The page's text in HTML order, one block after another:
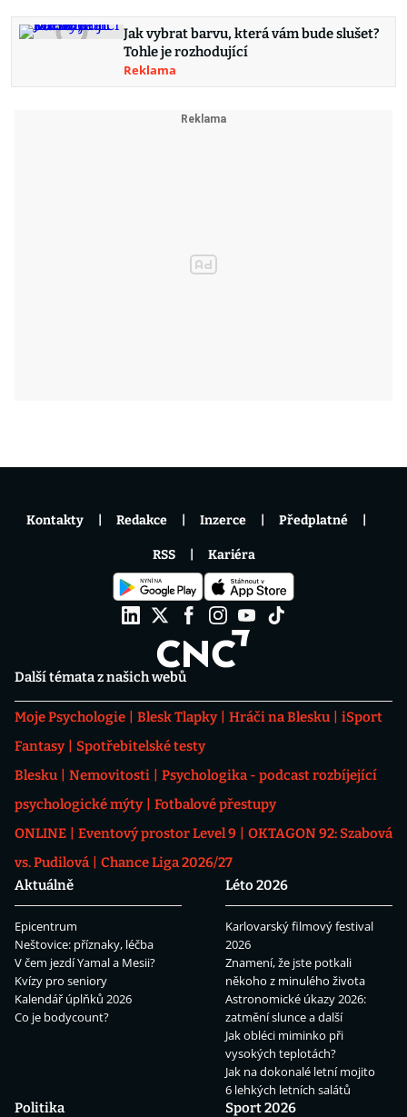
Jak vybrat barvu, která vám bude slušet?
Tohle je rozhodující
Reklama
Další témata z našich webů
Moje Psychologie Blesk Tlapky Hráči na Blesku
iSport
Fantasy
Spotřebitelské testy
Blesku
Nemovitosti
Psychologika - podcast rozbíjející
psychologické mýty
Fotbalové přestupy
ONLINE
Eventový prostor Level 9
OKTAGON 92: Szabová
vs. Pudilová
Chance Liga 2026/27
Aktuálně
Epicentrum
Neštovice: příznaky, léčba
V čem jezdí Yamal a Mesii?
Kvízy pro seniory
Kalendář úplňků 2026
Co je bodycount?
Léto 2026
Karlovarský filmový festival
2026
Znamení, že jste potkali
někoho z minulého života
Astronomické úkazy 2026:
zatmění slunce a další
Jak obléci miminko při
vysokých teplotách?
Jak na dokonalé letní mojito
6 lehkých letních salátů
Politika
Sport 2026
Kontakty Redakce Inzerce Předplatné
RSS Kariéra